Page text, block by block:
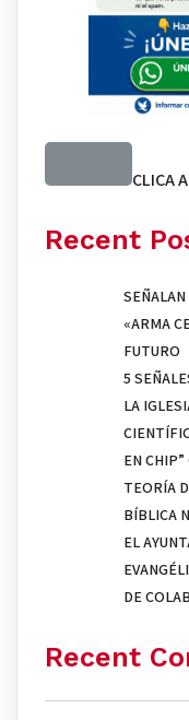
CLICA
Recent
«ARMA
FUTURO
5
LA
EN
TEORÍA
BÍBLICA
EL
DE
Recent